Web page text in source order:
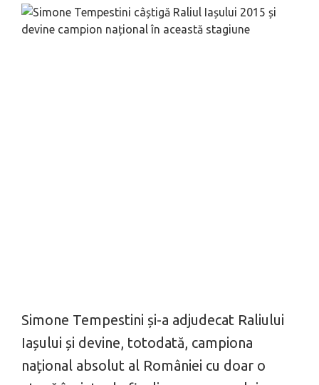
Simone Tempestini și-a adjudecat Raliului
Iașului și devine, totodată, campiona
național absolut al României cu doar o